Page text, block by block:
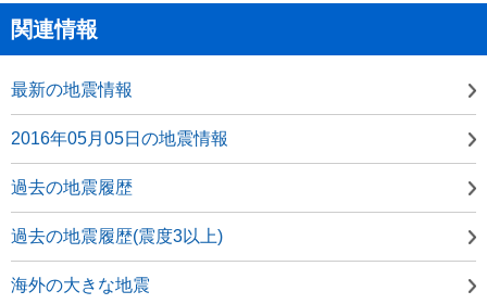
関連情報
最新の地震情報
2016年05月05日の地震情報
過去の地震履歴
過去の地震履歴(震度3以上)
海外の大きな地震